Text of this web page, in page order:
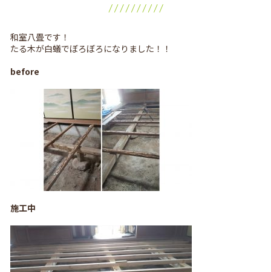
和室八畳です！
たる木が白蟻でぼろぼろになりました！！
before
施工中